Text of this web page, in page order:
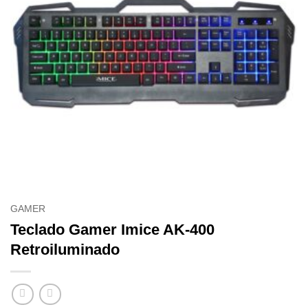
GAMER
Teclado Gamer Imice AK-400
Retroiluminado